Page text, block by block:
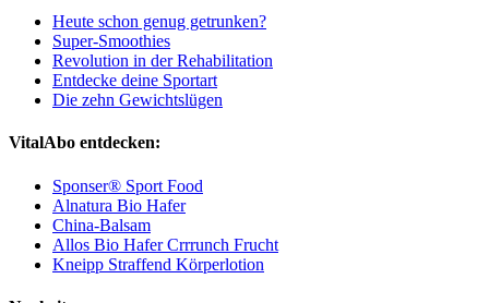
Heute schon genug getrunken?
Super-Smoothies
Revolution in der Rehabilitation
Entdecke deine Sportart
Die zehn Gewichtslügen
VitalAbo entdecken:
Sponser® Sport Food
Alnatura Bio Hafer
China-Balsam
Allos Bio Hafer Crrrunch Frucht
Kneipp Straffend Körperlotion